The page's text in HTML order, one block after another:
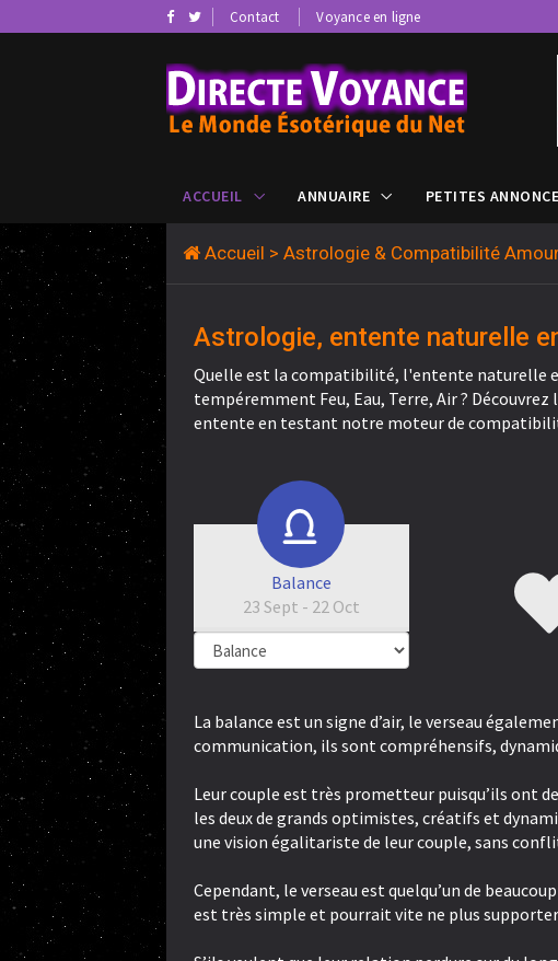
Contact Voyance en ligne
ACCUEIL ANNUAIRE PETITES
Accueil > Astrologie & Compatibilité
Astrologie, entente naturelle
Quelle est la compatibilité, l'entente naturelle
tempéremment Feu, Eau, Terre, Air ?
entente en testant notre moteur de
Balance
23 Sept - 22 Oct
La balance est un signe d’air, le verseau
communication, ils sont compréhensifs,
Leur couple est très prometteur puisqu’ils ont
les deux de grands optimistes, créatifs et
une vision égalitariste de leur couple, sans
Cependant, le verseau est quelqu’un de
est très simple et pourrait vite ne plus supporter